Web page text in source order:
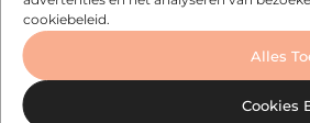
cookiebeleid.
Alles
Cookies